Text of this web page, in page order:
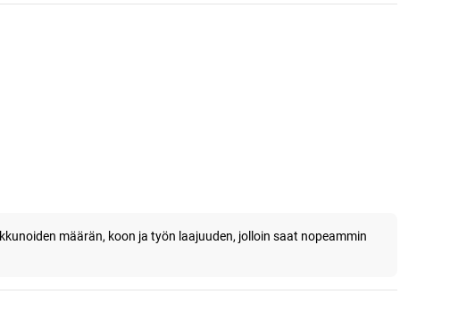
määrän, koon ja työn laajuuden, jolloin saat nopeammin